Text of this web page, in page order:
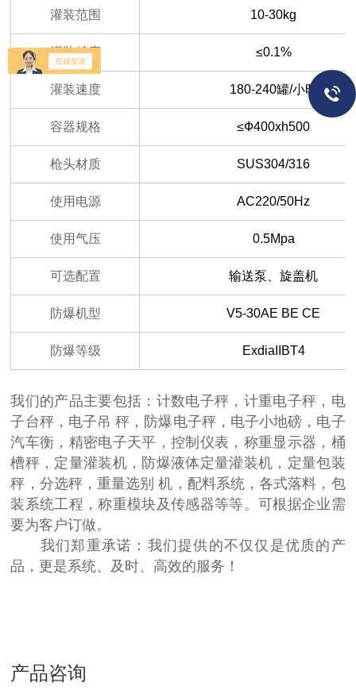
灌装范围 10-30kg
灌装精度 ≤0.1%
灌装速度 180-240罐/小时
容器规格 ≤Ф400xh500
枪头材质 SUS304/316
使用电源 AC220/50Hz
使用气压 0.5Mpa
可选配置 输送泵、旋盖机
防爆机型 V5-30AE BE CE
防爆等级 ExdiaIIBT4
我们的产品主要包括：计数电子秤，计重电子秤，电
子台秤，电子吊 秤，防爆电子秤，电子小地磅，电子
汽车衡，精密电子天平，控制仪表，称重显示器，桶
槽秤，定量灌装机，防爆液体定量灌装机，定量包装
秤，分选秤，重量选别 机，配料系统，各式落料，包
装系统工程，称重模块及传感器等等。可根据企业需
要为客户订做。
我们郑重承诺：我们提供的不仅仅是优质的产
品，更是系统、及时、高效的服务！
产品咨询